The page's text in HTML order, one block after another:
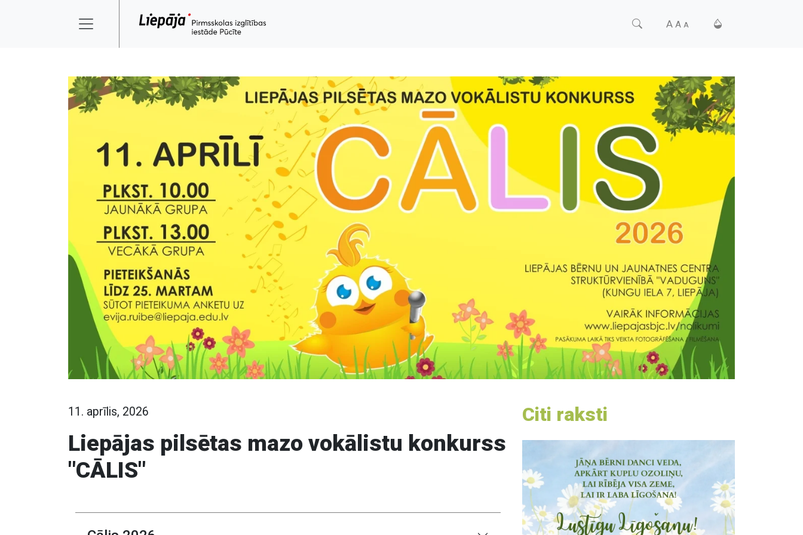
A A A
11. aprīlis, 2026
Liepājas pilsētas mazo vokālistu konkurss
"CĀLIS"
Citi raksti